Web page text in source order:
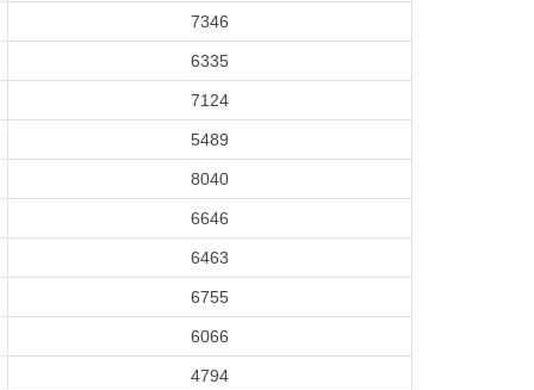
7346
6335
7124
5489
8040
6646
6463
6755
6066
4794